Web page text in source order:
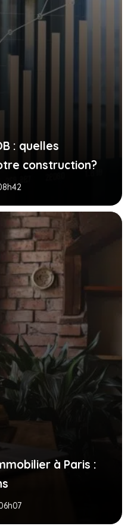
: quelles
construction?
à Paris :